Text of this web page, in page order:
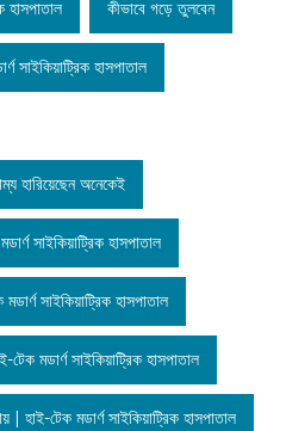
হাসপাতাল কীভাবে গড়ে তুলবেন
সাইকিয়াট্রিক হাসপাতাল
হারিয়েছেন অনেকেই
সাইকিয়াট্রিক হাসপাতাল
সাইকিয়াট্রিক হাসপাতাল
মডার্ণ সাইকিয়াট্রিক হাসপাতাল
| হাই-টেক মডার্ণ সাইকিয়াট্রিক হাসপাতাল